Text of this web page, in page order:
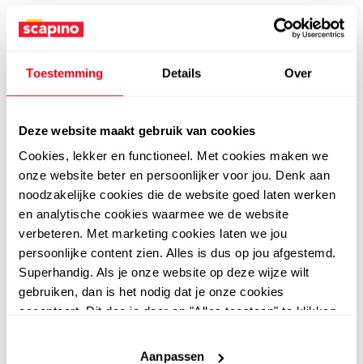
Toestemming Details Over
Deze website maakt gebruik van cookies
Cookies, lekker en functioneel. Met cookies maken we
onze website beter en persoonlijker voor jou. Denk aan
noodzakelijke cookies die de website goed laten werken
en analytische cookies waarmee we de website
verbeteren. Met marketing cookies laten we jou
persoonlijke content zien. Alles is dus op jou afgestemd.
Superhandig. Als je onze website op deze wijze wilt
gebruiken, dan is het nodig dat je onze cookies
accepteert. Dit doe je door op "Alles toestaan" te klikken.
website niet optimaal functioneert.
Aanpassen